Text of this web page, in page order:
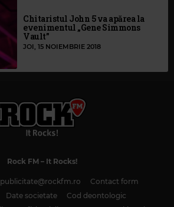
Chitaristul John 5 va apărea la
evenimentul „Gene Simmons
Vault”
JOI, 15 NOIEMBRIE 2018
Rock FM– It Rocks!
publicitate@rockfm.ro
Contact form
Date societate
Cod deontologic